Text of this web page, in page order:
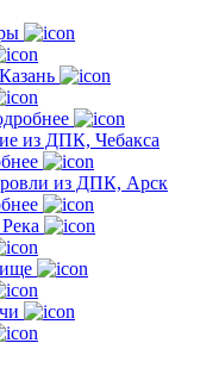
из ДПК, Чебакса
из ДПК, Арск